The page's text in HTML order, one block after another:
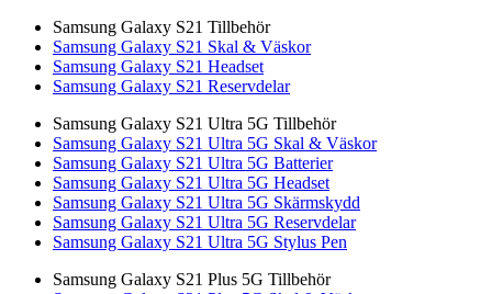
Samsung Galaxy S21 Tillbehör
Samsung Galaxy S21 Skal & Väskor
Samsung Galaxy S21 Headset
Samsung Galaxy S21 Reservdelar
Samsung Galaxy S21 Ultra 5G Tillbehör
Samsung Galaxy S21 Ultra 5G Skal & Väskor
Samsung Galaxy S21 Ultra 5G Batterier
Samsung Galaxy S21 Ultra 5G Headset
Samsung Galaxy S21 Ultra 5G Skärmskydd
Samsung Galaxy S21 Ultra 5G Reservdelar
Samsung Galaxy S21 Ultra 5G Stylus Pen
Samsung Galaxy S21 Plus 5G Tillbehör